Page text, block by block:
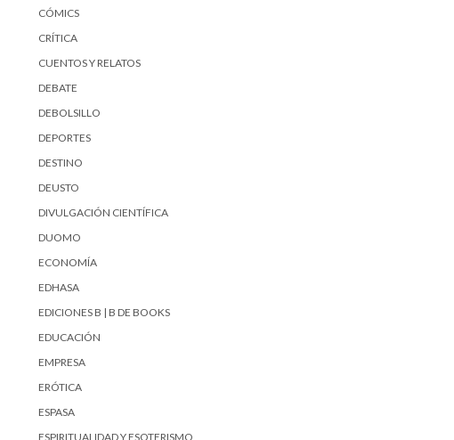
CÓMICS
CRÍTICA
CUENTOS Y RELATOS
DEBATE
DEBOLSILLO
DEPORTES
DESTINO
DEUSTO
DIVULGACIÓN CIENTÍFICA
DUOMO
ECONOMÍA
EDHASA
EDICIONES B | B DE BOOKS
EDUCACIÓN
EMPRESA
ERÓTICA
ESPASA
ESPIRITUALIDAD Y ESOTERISMO